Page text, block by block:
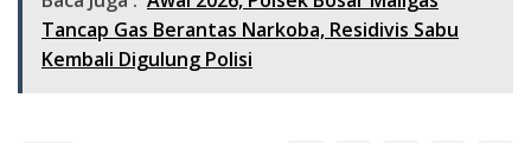
Tancap Gas Berantas Narkoba, Residivis Sabu
Kembali Digulung Polisi